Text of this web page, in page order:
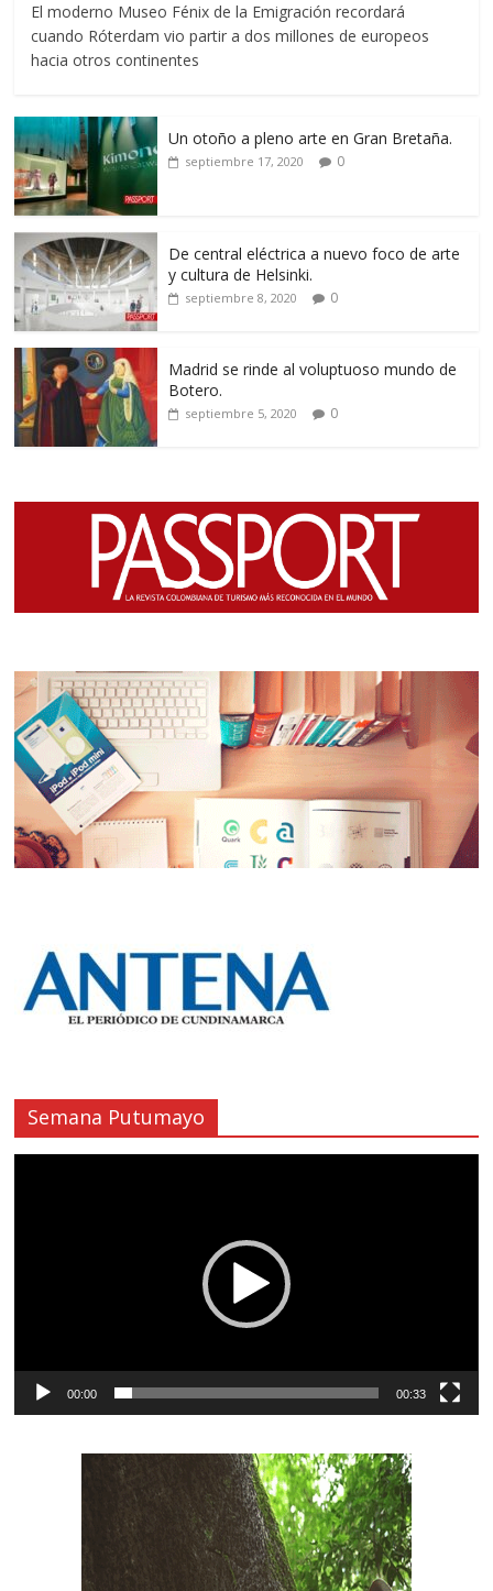
El moderno Museo Fénix de la Emigración recordará
cuando Róterdam vio partir a dos millones de europeos
hacia otros continentes
Un otoño a pleno arte en Gran Bretaña.
septiembre 17, 2020 0
De central eléctrica a nuevo foco de arte
y cultura de Helsinki.
septiembre 8, 2020 0
Madrid se rinde al voluptuoso mundo de
Botero.
septiembre 5, 2020 0
Semana Putumayo
00:00 00:33